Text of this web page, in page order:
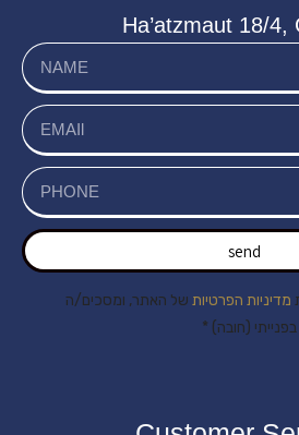
Ha’atzmaut 18/4,
send
מדיניות הפרטיות של האתר, ומסכים/ה
(חובה) *